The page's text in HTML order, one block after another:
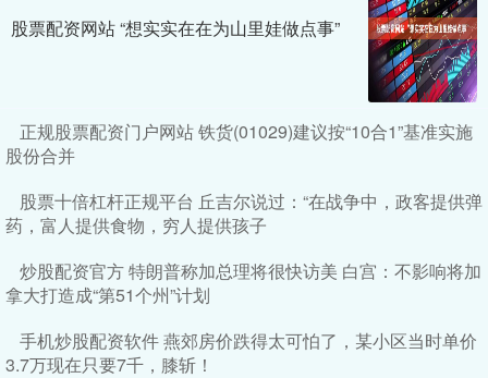
股票配资网站 “想实实在在为山里娃做点事”
正规股票配资门户网站 铁货(01029)建议按“10合1”基准实施
股份合并
股票十倍杠杆正规平台 丘吉尔说过：“在战争中，政客提供弹
药，富人提供食物，穷人提供孩子
炒股配资官方 特朗普称加总理将很快访美 白宫：不影响将加
拿大打造成“第51个州”计划
手机炒股配资软件 燕郊房价跌得太可怕了，某小区当时单价
3.7万现在只要7千，膝斩！